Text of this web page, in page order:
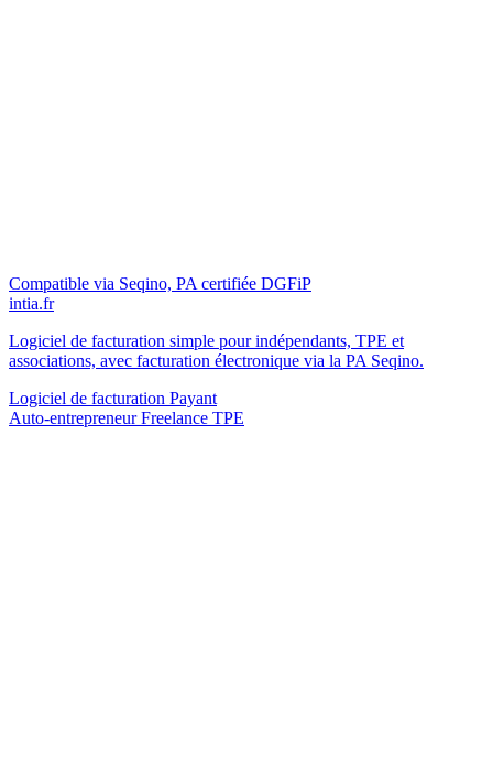
Compatible via Seqino, PA certifiée DGFiP
intia.fr
Logiciel de facturation simple pour indépendants, TPE et
associations, avec facturation électronique via la PA Seqino.
Logiciel de facturation Payant
Auto-entrepreneurFreelance TPE